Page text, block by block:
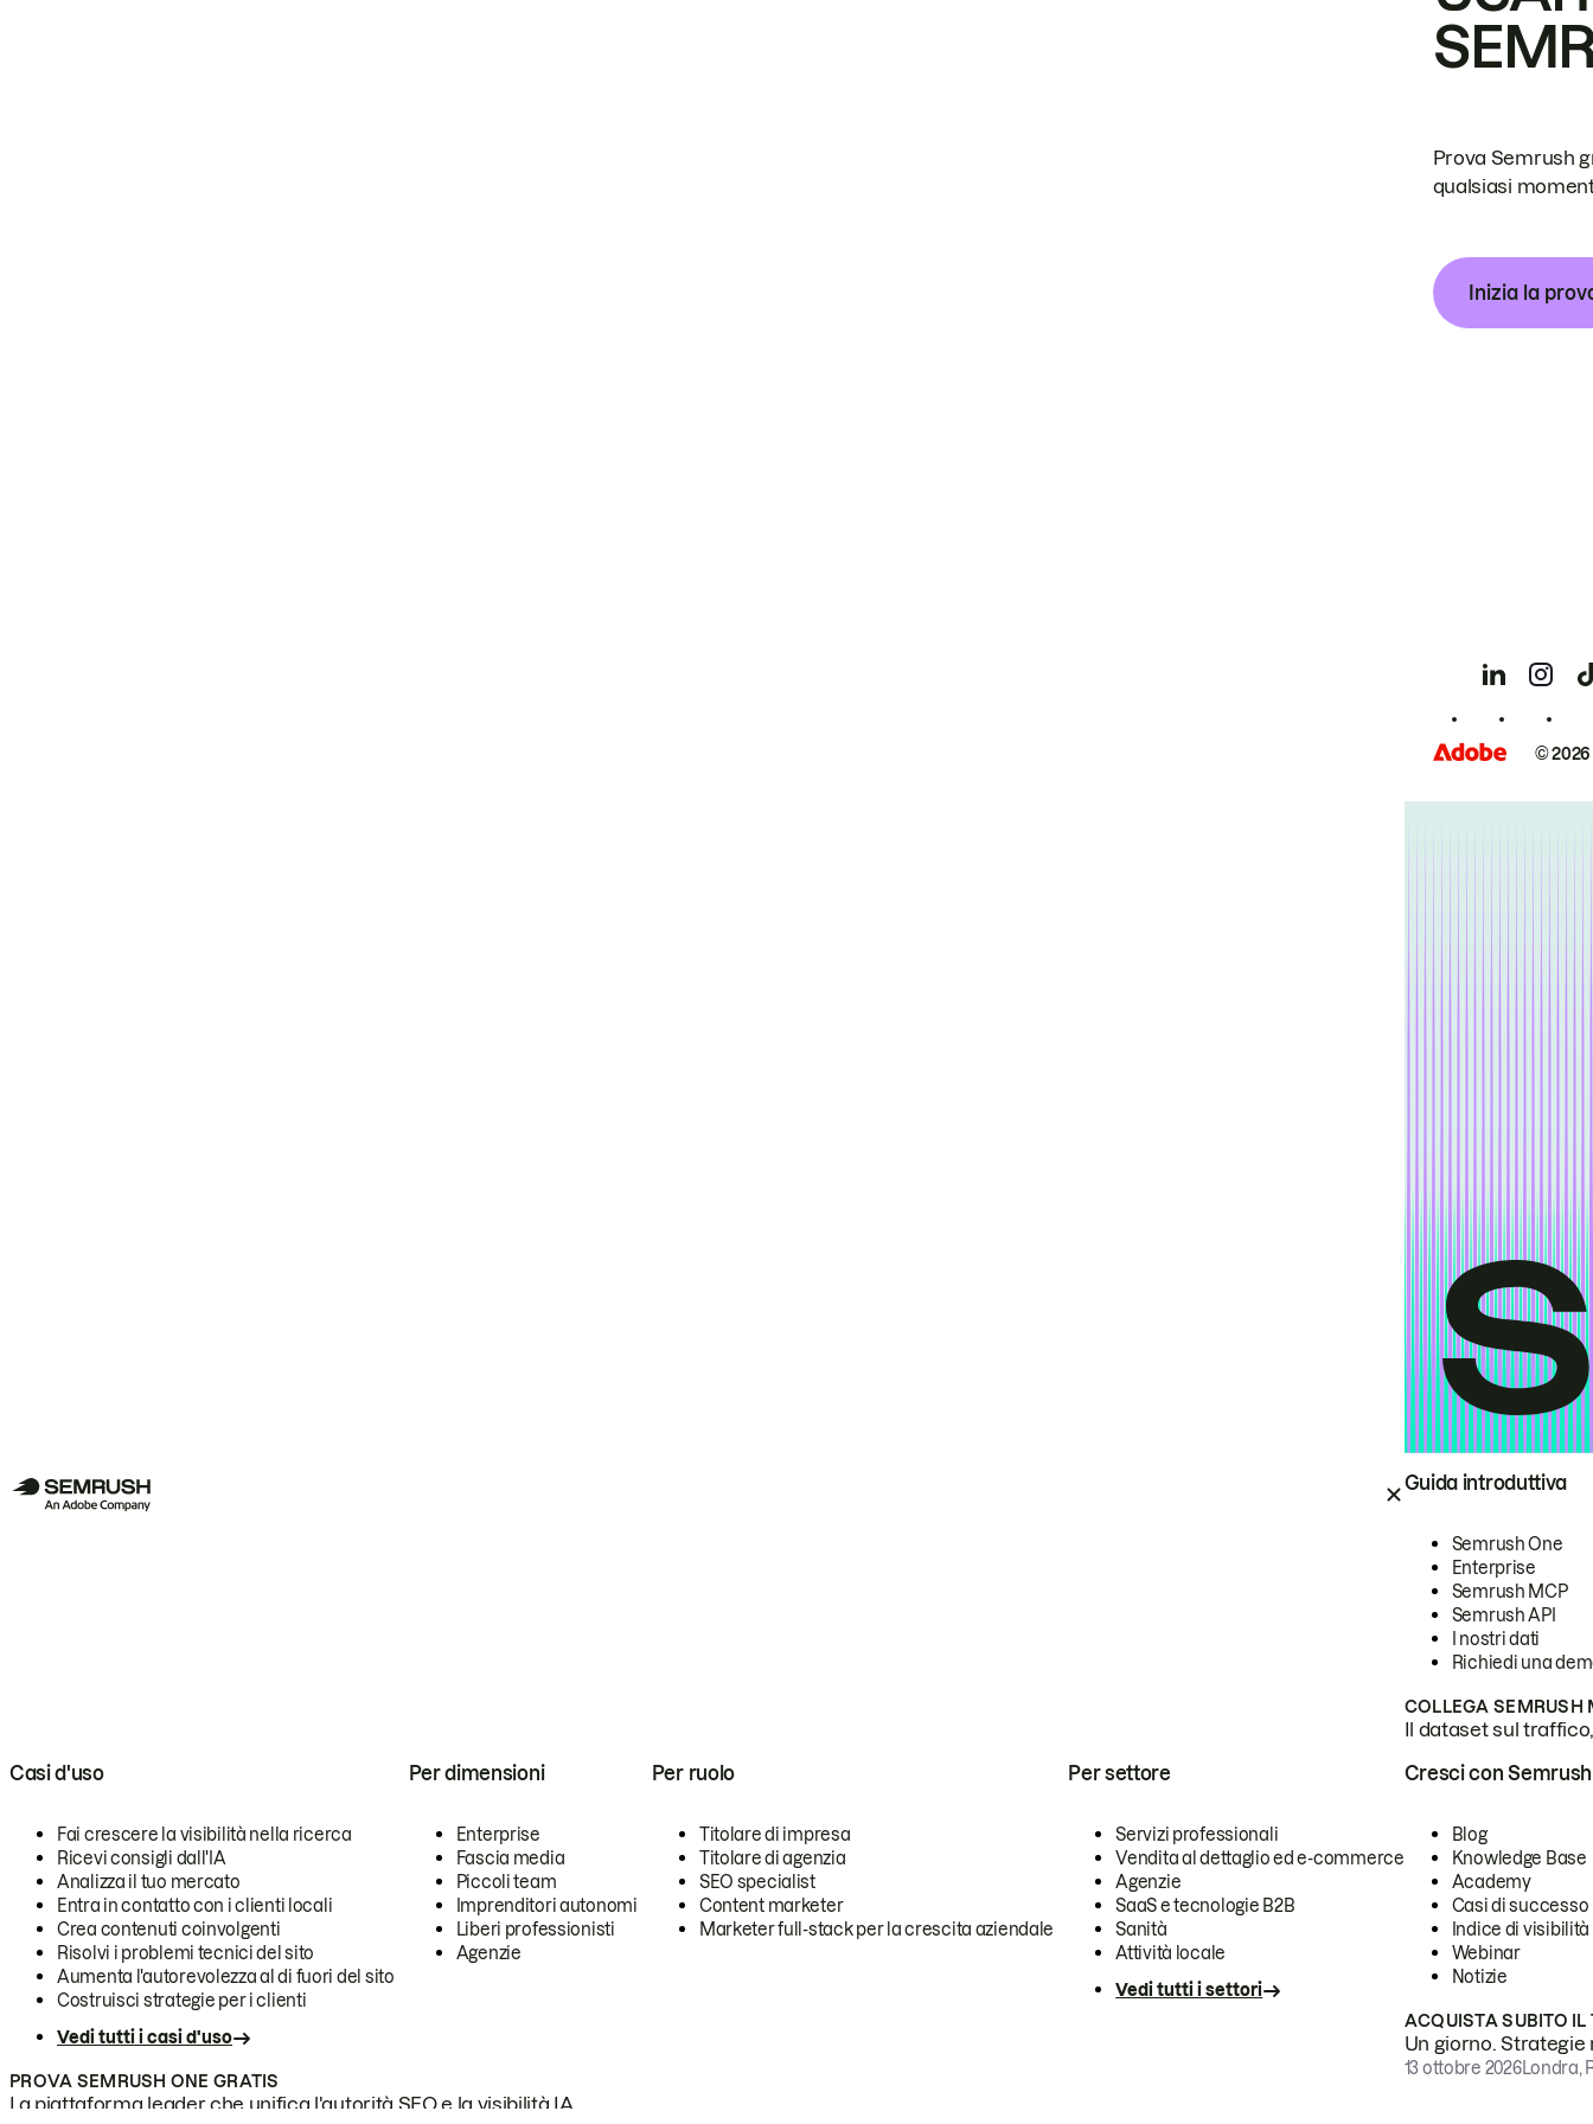
Guida introduttiva
Semrush One
Enterprise
Semrush MCP
Semrush API
I nostri dati
Richiedi una
COLLEGA SEMRUSH
Il dataset sul
Casi d'uso
Fai crescere la visibilità nella ricerca
Ricevi consigli dall'IA
Analizza il tuo mercato
Entra in contatto con i clienti locali
Crea contenuti coinvolgenti
Risolvi i problemi tecnici del sito
Aumenta l'autorevolezza al di fuori del sito
Costruisci strategie per i clienti
Vedi tutti i casi d'uso
Per dimensioni
Enterprise
Fascia media
Piccoli team
Imprenditori autonomi
Liberi professionisti
Agenzie
Per ruolo
Titolare di impresa
Titolare di agenzia
SEO specialist
Content marketer
Marketer full-stack per la crescita aziendale
Per settore
Servizi professionali
Vendita al dettaglio ed e-commerce
Agenzie
SaaS e tecnologie B2B
Sanità
Attività locale
Vedi tutti i settori
PROVA SEMRUSH ONE GRATIS
La piattaforma leader che unifica l'autorità SEO e la visibilità IA.
Cresci con Semrush
Blog
Knowledge Base
Academy
Casi di successo
Indice di visibilità
Webinar
Notizie
ACQUISTA SUBITO IL
Un giorno.
13 ottobre 2026Londra,
Prova Semrush
qualsiasi
Inizia la
©